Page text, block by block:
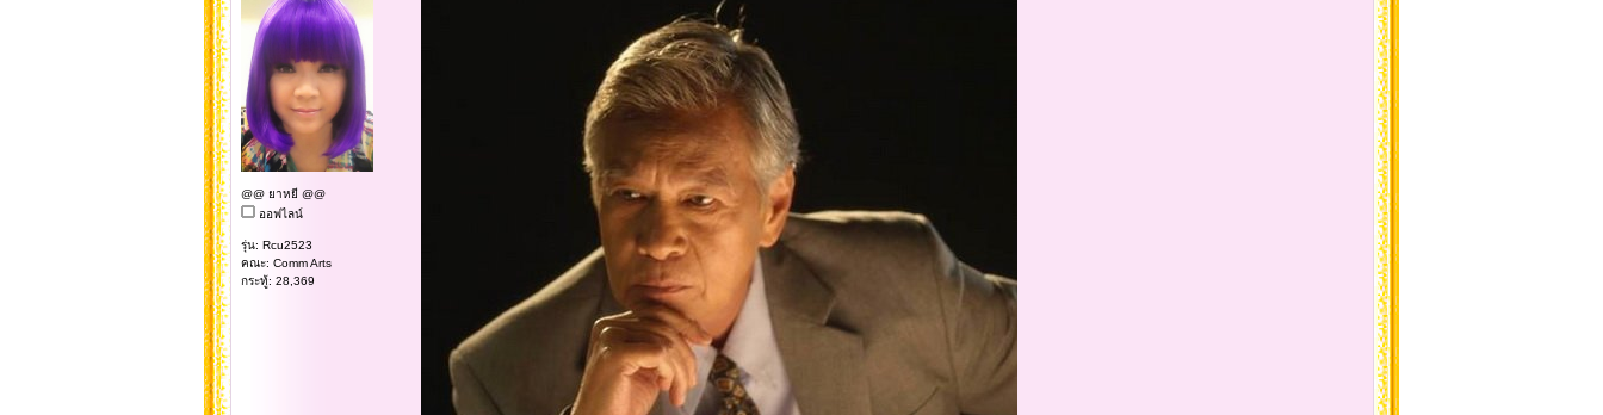
@@ ยาหยี @@
ออฟไลน์
รุ่น: Rcu2523
คณะ: Comm Arts
กระทู้: 28,369